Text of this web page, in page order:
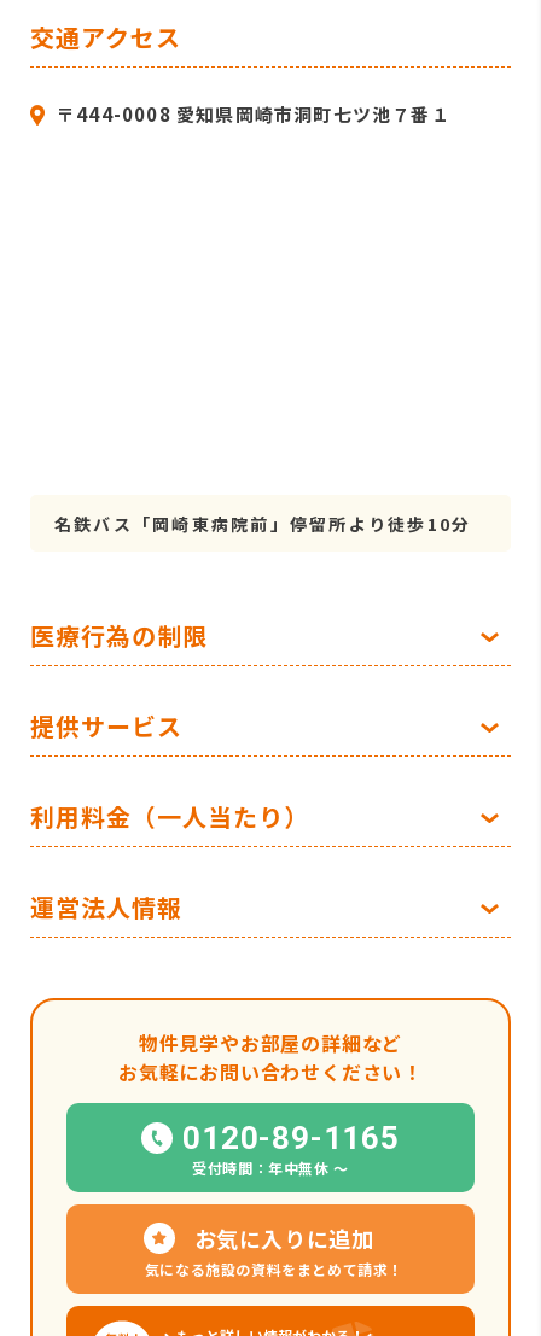
交通アクセス
〒444-0008 愛知県岡崎市洞町七ツ池７番１
名鉄バス「岡崎東病院前」停留所より徒歩10分
医療行為の制限
提供サービス
利用料金（一人当たり）
運営法人情報
物件見学やお部屋の詳細など
お気軽にお問い合わせください！
0120-89-1165
受付時間：年中無休 〜
お気に入りに追加
気になる施設の資料をまとめて請求！